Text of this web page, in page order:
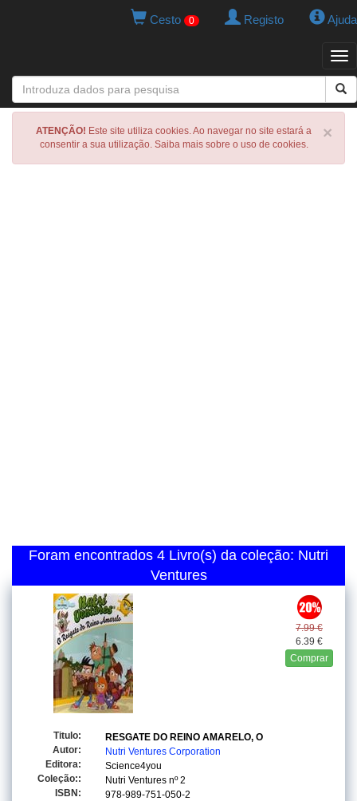
Cesto 0 Registo Ajuda
×
ATENÇÃO! Este site utiliza cookies. Ao navegar no site estará a
consentir a sua utilização. Saiba mais sobre o uso de cookies.
Foram encontrados 4 Livro(s) da coleção: Nutri
Ventures
7.99 €
6.39 €
Comprar
Titulo:
RESGATE DO REINO AMARELO, O
Autor:
Nutri Ventures Corporation
Editora:
Science4you
Coleção::
Nutri Ventures nº 2
ISBN:
978-989-751-050-2